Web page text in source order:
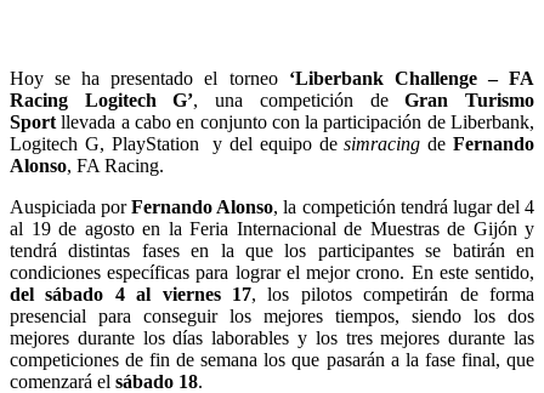
Hoy se ha presentado el torneo ‘Liberbank Challenge – FA
Racing Logitech G’, una competición deGran Turismo
Sport llevada a cabo en conjunto con la participación de Liberbank,
Logitech G, PlayStation y del equipo desimracing deFernando
Alonso, FA Racing.
Auspiciada porFernando Alonso, la competición tendrá lugar del 4
al 19 de agosto en la Feria Internacional de Muestras de Gijón y
tendrá distintas fases en la que los participantes se batirán en
condiciones específicas para lograr el mejor crono. En este sentido,
del sábado 4 al viernes 17, los pilotos competirán de forma
presencial para conseguir los mejores tiempos, siendo los dos
mejores durante los días laborables y los tres mejores durante las
competiciones de fin de semana los que pasarán a la fase final, que
comenzará el sábado 18.